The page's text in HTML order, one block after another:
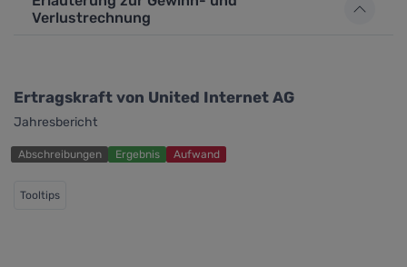
Verlustrechnung
Ertragskraft von United Internet AG
Jahresbericht
Abschreibungen Ergebnis Aufwand
Tooltips